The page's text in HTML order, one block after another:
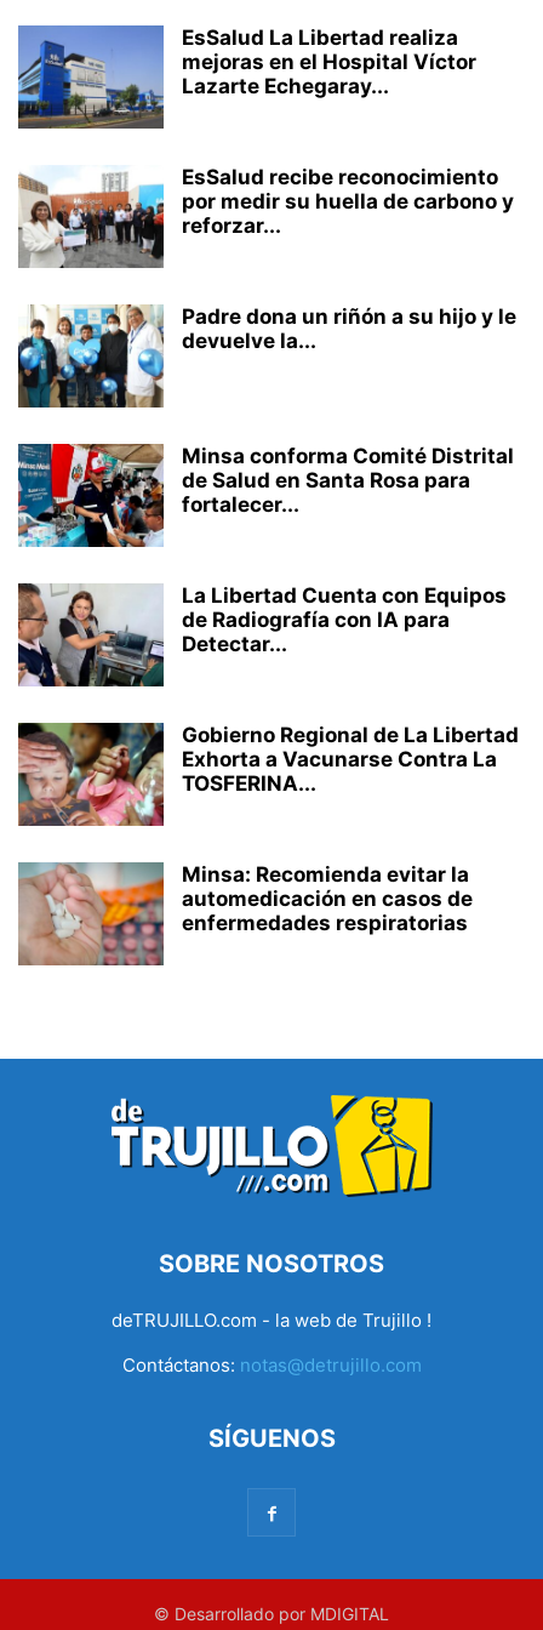
EsSalud La Libertad realiza
mejoras en el Hospital Víctor
Lazarte Echegaray...
EsSalud recibe reconocimiento
por medir su huella de carbono y
reforzar...
Padre dona un riñón a su hijo y le
devuelve la...
Minsa conforma Comité Distrital
de Salud en Santa Rosa para
fortalecer...
La Libertad Cuenta con Equipos
de Radiografía con IA para
Detectar...
Gobierno Regional de La Libertad
Exhorta a Vacunarse Contra La
TOSFERINA...
Minsa: Recomienda evitar la
automedicación en casos de
enfermedades respiratorias
SOBRE NOSOTROS
deTRUJILLO.com - la web de Trujillo !
Contáctanos: notas@detrujillo.com
SÍGUENOS
© Desarrollado por MDIGITAL